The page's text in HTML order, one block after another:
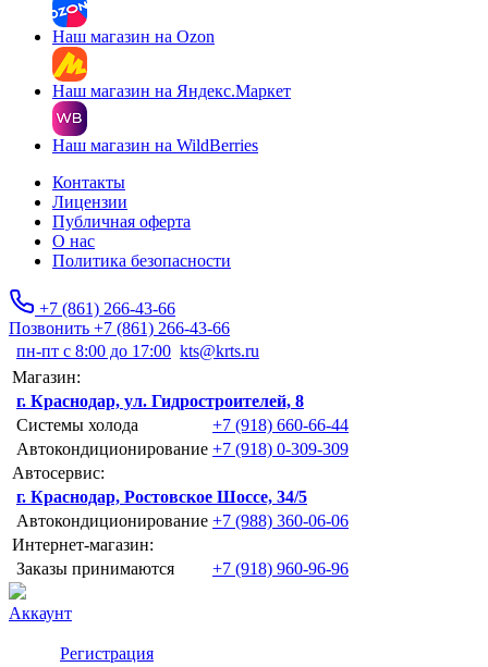
Наш магазин на Ozon
Наш магазин на Яндекс.Маркет
Наш магазин на WildBerries
Контакты
Лицензии
Публичная оферта
О нас
Политика безопасности
+7 (861) 266-43-66
Позвонить +7 (861) 266-43-66
пн-пт с 8:00 до 17:00 kts@krts.ru
Магазин:
г. Краснодар, ул. Гидростроителей, 8
Системы холода
+7 (918) 660-66-44
Автокондиционирование +7 (918) 0-309-309
Автосервис:
г. Краснодар, Ростовское Шоссе, 34/5
Автокондиционирование +7 (988) 360-06-06
Интернет-магазин:
Заказы принимаются
+7 (918) 960-96-96
Аккаунт
Регистрация